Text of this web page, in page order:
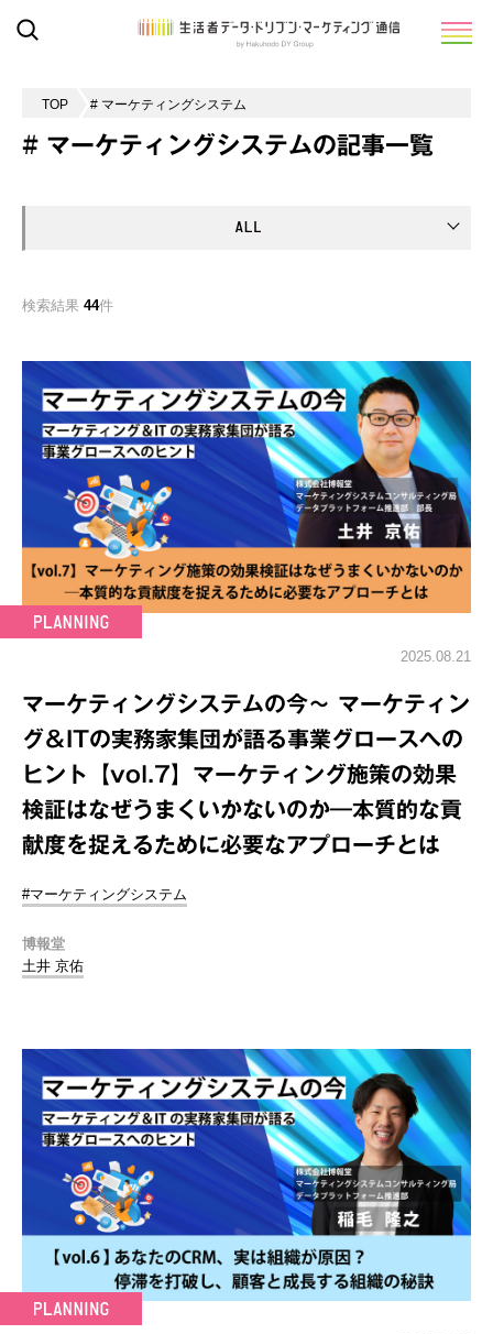
TOP # マーケティングシステム
# マーケティングシステムの記事一覧
検索結果 44件
2025.08.21
マーケティングシステムの今～ マーケティン
グ＆ITの実務家集団が語る事業グロースへの
ヒント【vol.7】マーケティング施策の効果
検証はなぜうまくいかないのか―本質的な貢
献度を捉えるために必要なアプローチとは
#マーケティングシステム
博報堂
土井 京佑